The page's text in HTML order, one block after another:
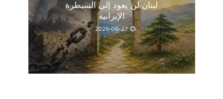
لبنان لن يعود إلى السيطرة
الإيرانية
2026-06-27